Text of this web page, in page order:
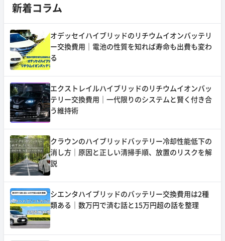
新着コラム
オデッセイハイブリッドのリチウムイオンバッテリ
ー交換費用｜電池の性質を知れば寿命も出費も変わ
る
エクストレイルハイブリッドのリチウムイオンバッ
テリー交換費用｜一代限りのシステムと賢く付き合
う維持術
クラウンのハイブリッドバッテリー冷却性能低下の
消し方｜原因と正しい清掃手順、放置のリスクを解
説
シエンタハイブリッドのバッテリー交換費用は2種
類ある｜数万円で済む話と15万円超の話を整理